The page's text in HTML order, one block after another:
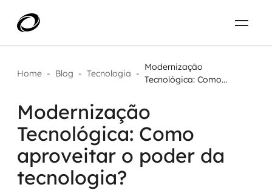
Aplicar IA com impacto real
AI / Machine Learning
IA Generativa
Projetos
Carreira
Home - Blog - Tecnologia -
Modernização
Tecnológica: Como...
Modernização
Tecnológica: Como
aproveitar o poder da
tecnologia?